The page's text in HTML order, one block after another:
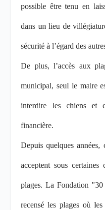
possible être tenu en
dans un lieu de
sécurité à l’égard des
De plus, l’accès aux
municipal, seul le maire
interdire les chiens et
financière.
Depuis quelques années,
acceptent sous certaines
plages. La Fondation
recensé les plages où